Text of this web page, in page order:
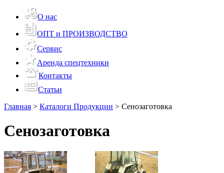
О нас
ОПТ и ПРОИЗВОДСТВО
Сервис
Аренда спецтехники
Контакты
Статьи
Главная > Каталоги Продукции > Сенозаготовка
Сенозаготовка